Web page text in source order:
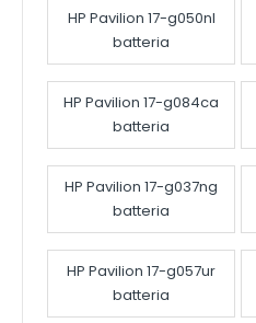
HP Pavilion 17-g050nl
batteria
HP Pavilion 17-g084ca
batteria
HP Pavilion 17-g037ng
batteria
HP Pavilion 17-g057ur
batteria